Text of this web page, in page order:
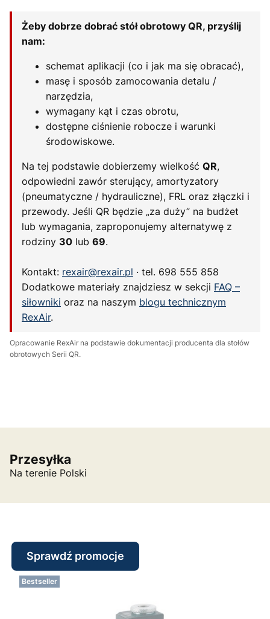
Żeby dobrze dobrać stół obrotowy QR, przyślij
nam:
schemat aplikacji (co i jak ma się obracać),
masę i sposób zamocowania detalu /
narzędzia,
wymagany kąt i czas obrotu,
dostępne ciśnienie robocze i warunki
środowiskowe.
Na tej podstawie dobierzemy wielkość QR,
odpowiedni zawór sterujący, amortyzatory
(pneumatyczne / hydrauliczne), FRL oraz złączki i
przewody. Jeśli QR będzie „za duży” na budżet
lub wymagania, zaproponujemy alternatywę z
rodziny 30 lub 69.
Kontakt: rexair@rexair.pl · tel. 698 555 858
Dodatkowe materiały znajdziesz w sekcji FAQ –
siłowniki oraz na naszym blogu technicznym
RexAir.
Opracowanie RexAir na podstawie dokumentacji producenta dla stołów
obrotowych Serii QR.
Przesyłka
Na terenie Polski
Sprawdź promocje
Bestseller